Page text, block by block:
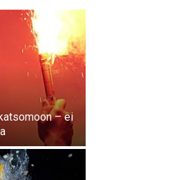
– ei